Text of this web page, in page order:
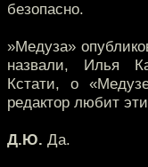
безопасно.
»Медуза»
назвали, Илья
Кстати, о
редактор любит
Д.Ю. Да.